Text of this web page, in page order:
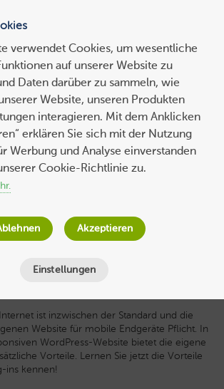
App für iOS oder
ins erstellen
am14. Mai 2019
ist inzwischen der Standard und die
Website für mobile Endgeräte Pflicht. In
WordPress-Website bietet die eigene
Vorteile. Lernen Sie jetzt die Vorteile
ins kennen!
verwendet Cookies, um wesentliche
auf unserer Website zu
Daten darüber zu sammeln, wie
Website, unseren Produkten
interagieren. Mit dem Anklicken
erklären Sie sich mit der Nutzung
Werbung und Analyse einverstanden
Cookie-Richtlinie zu.
Einstellungen
Akzeptieren